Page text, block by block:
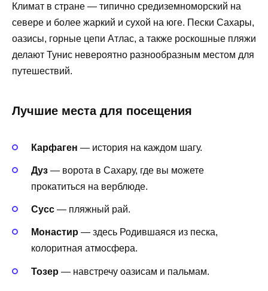
Климат в стране — типично средиземноморский на
севере и более жаркий и сухой на юге. Пески Сахары,
оазисы, горные цепи Атлас, а также роскошные пляжи
делают Тунис невероятно разнообразным местом для
путешествий.
Лучшие места для посещения
Карфаген — история на каждом шагу.
Дуз — ворота в Сахару, где вы можете
прокатиться на верблюде.
Сусс — пляжный рай.
Монастир — здесь Родившаяся из песка,
колоритная атмосфера.
Тозер — навстречу оазисам и пальмам.